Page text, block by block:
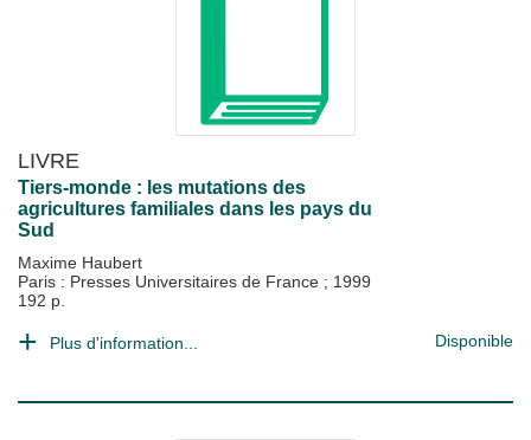
LIVRE
Tiers-monde : les mutations des
agricultures familiales dans les pays du
Sud
Maxime Haubert
Paris : Presses Universitaires de France ; 1999
192 p.
Plus d'information... Disponible